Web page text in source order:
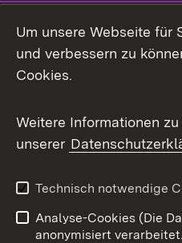
Facebook
X / Twitter
Youtube
Impressum
Um unsere Webseite für
und verbessern zu
Cookies.
Weitere Informationen
unserer
Technisch notwendige
Analyse-Cookies (Die
anonymisiert